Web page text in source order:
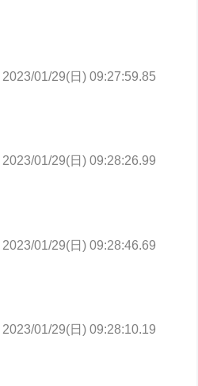
2023/01/29(日) 09:27:59.85
2023/01/29(日) 09:28:26.99
2023/01/29(日) 09:28:46.69
2023/01/29(日) 09:28:10.19